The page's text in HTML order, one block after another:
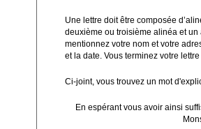
Une lettre doit être composée
deuxième ou troisième alinéa et
mentionnez votre nom et votre
et la date. Vous terminez votre
Ci-joint, vous trouvez un mot
En espérant vous avoir ainsi